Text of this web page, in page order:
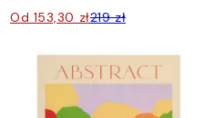
Od 153,30 zł219 zł